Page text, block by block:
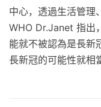
中心，透過生活管理
WHO Dr.Janet 指出
能就不被認為是長新
長新冠的可能性就相